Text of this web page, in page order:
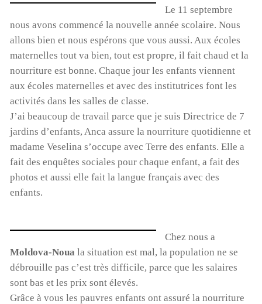
Le 11 septembre
nous avons commencé la nouvelle année scolaire. Nous
allons bien et nous espérons que vous aussi. Aux écoles
maternelles tout va bien, tout est propre, il fait chaud et la
nourriture est bonne. Chaque jour les enfants viennent
aux écoles maternelles et avec des institutrices font les
activités dans les salles de classe.
J’ai beaucoup de travail parce que je suis Directrice de 7
jardins d’enfants, Anca assure la nourriture quotidienne et
madame Veselina s’occupe avec Terre des enfants. Elle a
fait des enquêtes sociales pour chaque enfant, a fait des
photos et aussi elle fait la langue français avec des
enfants.
Chez nous a
Moldova-Noua la situation est mal, la population ne se
débrouille pas c’est très difficile, parce que les salaires
sont bas et les prix sont élevés.
Grâce à vous les pauvres enfants ont assuré la nourriture
Pour aider nos enfants, nos salariés, nos centres en
détresse suite au cyclone, Terre des enfants lance une
campagne de dons:
https://www.helloasso.com/associations/association-
gardoise-terre-des-enfants/formulaires/5
Vous pouvez aussi envoyer un chèque à l’ordre de Terre
des Enfants, chez Mme Poulet, 165 rue Jean Monnet,
30310 VERGEZE
ou nous réclamer un rib si vous souhaitez faire un
virement ( à contact@terredesenfants.fr)
Lecteur
vidéo